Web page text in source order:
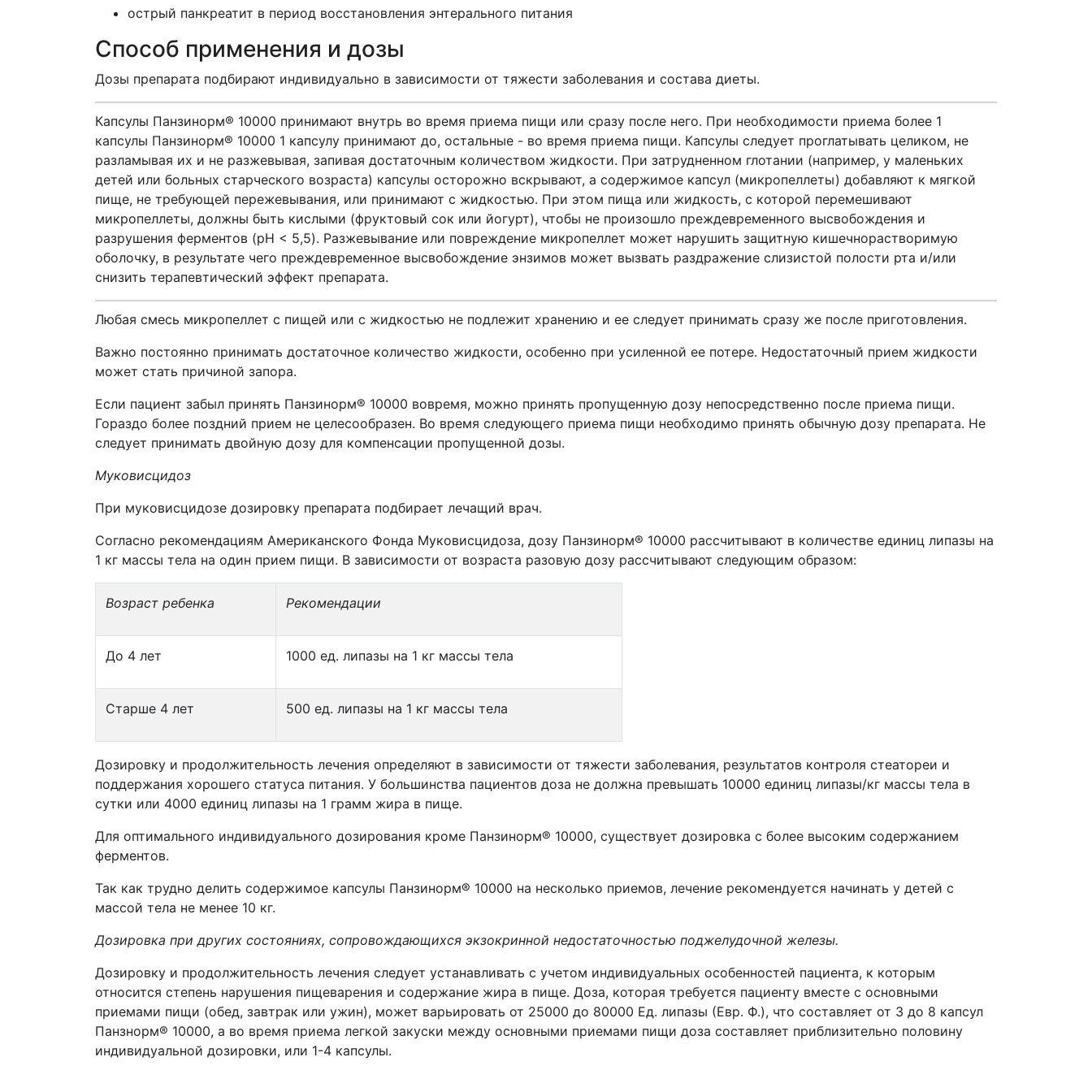
острый панкреатит в период восстановления энтерального питания
Способ применения и дозы
Дозы препарата подбирают индивидуально в зависимости от тяжести заболевания и состава диеты.
Капсулы Панзинорм® 10000 принимают внутрь во время приема пищи или сразу после него. При необходимости приема более 1
капсулы Панзинорм® 10000 1 капсулу принимают до, остальные - во время приема пищи. Капсулы следует проглатывать целиком, не
разламывая их и не разжевывая, запивая достаточным количеством жидкости. При затрудненном глотании (например, у маленьких
детей или больных старческого возраста) капсулы осторожно вскрывают, а содержимое капсул (микропеллеты) добавляют к мягкой
пище, не требующей пережевывания, или принимают с жидкостью. При этом пища или жидкость, с которой перемешивают
микропеллеты, должны быть кислыми (фруктовый сок или йогурт), чтобы не произошло преждевременного высвобождения и
разрушения ферментов (pH < 5,5). Разжевывание или повреждение микропеллет может нарушить защитную кишечнорастворимую
оболочку, в результате чего преждевременное высвобождение энзимов может вызвать раздражение слизистой полости рта и/или
снизить терапевтический эффект препарата.
Любая смесь микропеллет с пищей или с жидкостью не подлежит хранению и ее следует принимать сразу же после приготовления.
Важно постоянно принимать достаточное количество жидкости, особенно при усиленной ее потере. Недостаточный прием жидкости
может стать причиной запора.
Если пациент забыл принять Панзинорм® 10000 вовремя, можно принять пропущенную дозу непосредственно после приема пищи.
Гораздо более поздний прием не целесообразен. Во время следующего приема пищи необходимо принять обычную дозу препарата. Не
следует принимать двойную дозу для компенсации пропущенной дозы.
Муковисцидоз
При муковисцидозе дозировку препарата подбирает лечащий врач.
Согласно рекомендациям Американского Фонда Муковисцидоза, дозу Панзинорм® 10000 рассчитывают в количестве единиц липазы на
1 кг массы тела на один прием пищи. В зависимости от возраста разовую дозу рассчитывают следующим образом:
Возраст ребенка Рекомендации
До 4 лет 1000 ед. липазы на 1 кг массы тела
Старше 4 лет 500 ед. липазы на 1 кг массы тела
Дозировку и продолжительность лечения определяют в зависимости от тяжести заболевания, результатов контроля стеатореи и
поддержания хорошего статуса питания. У большинства пациентов доза не должна превышать 10000 единиц липазы/кг массы тела в
сутки или 4000 единиц липазы на 1 грамм жира в пище.
Для оптимального индивидуального дозирования кроме Панзинорм® 10000, существует дозировка с более высоким содержанием
ферментов.
Так как трудно делить содержимое капсулы Панзинорм® 10000 на несколько приемов, лечение рекомендуется начинать у детей с
массой тела не менее 10 кг.
Дозировка при других состояниях, сопровождающихся экзокринной недостаточностью поджелудочной железы.
Дозировку и продолжительность лечения следует устанавливать с учетом индивидуальных особенностей пациента, к которым
относится степень нарушения пищеварения и содержание жира в пище. Доза, которая требуется пациенту вместе с основными
приемами пищи (обед, завтрак или ужин), может варьировать от 25000 до 80000 Ед. липазы (Евр. Ф.), что составляет от 3 до 8 капсул
Панзнорм® 10000, а во время приема легкой закуски между основными приемами пищи доза составляет приблизительно половину
индивидуальной дозировки, или 1-4 капсулы.